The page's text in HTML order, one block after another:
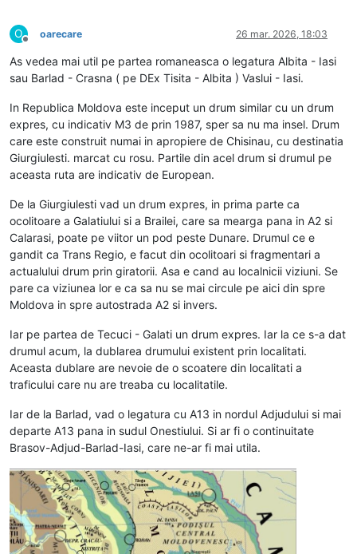
O
Deconectat
oarecare 26 mar. 2026, 18:03
As vedea mai util pe partea romaneasca o legatura Albita - Iasi
sau Barlad - Crasna ( pe DEx Tisita - Albita ) Vaslui - Iasi.
In Republica Moldova este inceput un drum similar cu un drum
expres, cu indicativ M3 de prin 1987, sper sa nu ma insel. Drum
care este construit numai in apropiere de Chisinau, cu destinatia
Giurgiulesti. marcat cu rosu. Partile din acel drum si drumul pe
aceasta ruta are indicativ de European.
De la Giurgiulesti vad un drum expres, in prima parte ca
ocolitoare a Galatiului si a Brailei, care sa mearga pana in A2 si
Calarasi, poate pe viitor un pod peste Dunare. Drumul ce e
gandit ca Trans Regio, e facut din ocolitoari si fragmentari a
actualului drum prin giratorii. Asa e cand au localnicii viziuni. Se
pare ca viziunea lor e ca sa nu se mai circule pe aici din spre
Moldova in spre autostrada A2 si invers.
Iar pe partea de Tecuci - Galati un drum expres. Iar la ce s-a dat
drumul acum, la dublarea drumului existent prin localitati.
Aceasta dublare are nevoie de o scoatere din localitati a
traficului care nu are treaba cu localitatile.
Iar de la Barlad, vad o legatura cu A13 in nordul Adjudului si mai
departe A13 pana in sudul Onestiului. Si ar fi o continuitate
Brasov-Adjud-Barlad-Iasi, care ne-ar fi mai utila.